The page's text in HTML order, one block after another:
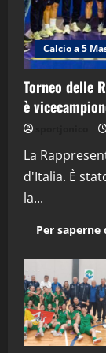
4
Calcio a 5
Torneo delle
è
La
d'Italia. È
la...
Per saperne